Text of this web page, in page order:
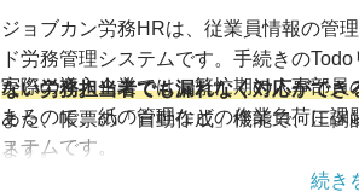
ジョブカン労務HRは、従業員情報の管
ド労務管理システムです。手続きの
ない労務担当者でも漏れなく対応ができ
また、帳票の「自動作成」機能で、圧
ます。
実際の導入企業では、繁忙期の人事部員
あるので、紙の管理などの作業負荷に
ステムです。
続き